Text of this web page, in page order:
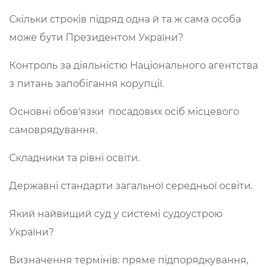
Скільки строків підряд одна й та ж сама особа
може бути Президентом України?
Контроль за діяльністю Національного агентства
з питань запобігання корупції.
Основні обов'язки посадових осіб місцевого
самоврядування.
Складники та рівні освіти.
Державні стандарти загальної середньої освіти.
Який найвищий суд у системі судоустрою
України?
Визначення термінів: пряме підпорядкування,